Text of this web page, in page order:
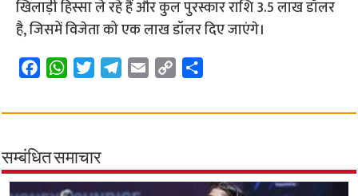
खिलाड़ी हिस्सा ले रहे हैं और कुल पुरस्कार राशि 3.5 लाख डॉलर
है, जिसमें विजेता को एक लाख डॉलर दिए जाएंगे।
F
c
b
o
o
W
a
s
A
p
T
i
t
e
r
T
l
r
a
E
a
C
p
i
a
सम्बंधित समाचार